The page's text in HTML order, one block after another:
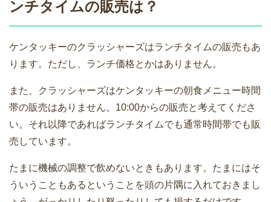
ンチタイムの販売は？
ケンタッキーのクラッシャーズはランチタイムの販売もあ
ります。ただし、ランチ価格とかはありません。
また、クラッシャーズはケンタッキーの朝食メニュー時間
帯の販売はありません。10:00からの販売と考えてくださ
い。それ以降であればランチタイムでも通常時間帯でも販
売しています。
たまに機械の調整で飲めないときもあります。たまにはそ
ういうこともあるということを頭の片隅に入れておきまし